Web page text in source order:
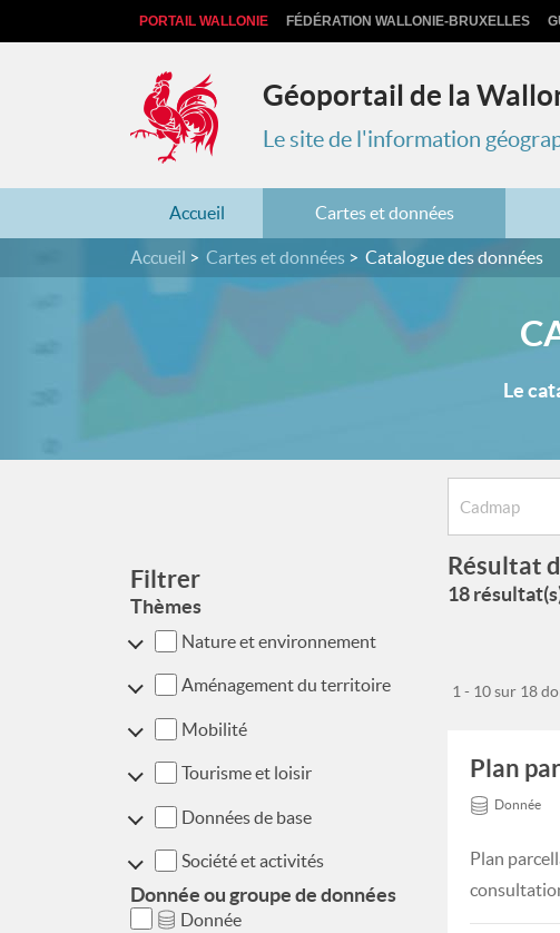
PORTAIL WALLONIE FÉDÉRATION WALLONIE-BRUXELLES
Géoportail de la
Le site de l'information
Accueil Cartes et données
Accueil Cartes et données Catalogue des données
Le
Filtrer
Thèmes
Nature et environnement
Aménagement du territoire
Mobilité
Tourisme et loisir
Données de base
Société et activités
Donnée ou groupe de données
Donnée
Résultat
18
1 - 10 sur 18
Plan
Donnée
Plan